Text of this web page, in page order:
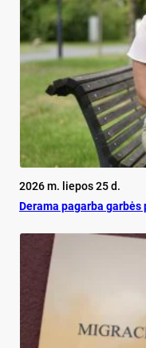
2026 m. liepos 25 d.
De­ra­ma pa­gar­ba